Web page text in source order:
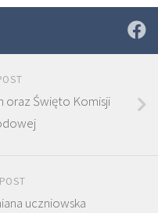
oraz Święto Komisji
uczniowska